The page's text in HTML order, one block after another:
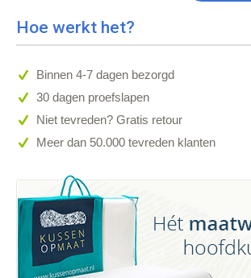
Hoe werkt het?
Binnen 4-7 dagen bezorgd
30 dagen proefslapen
Niet tevreden? Gratis retour
Meer dan 50.000 tevreden klanten